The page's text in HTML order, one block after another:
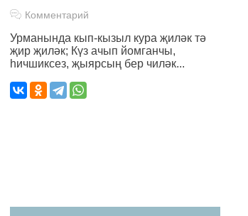
Комментарий
Урманында кып-кызыл кура җиләк тә
җир җиләк; Күз ачып йомганчы,
һичшиксез, җыярсың бер чиләк...